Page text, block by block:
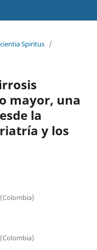
Spiritus /
mayor, una
la
y los